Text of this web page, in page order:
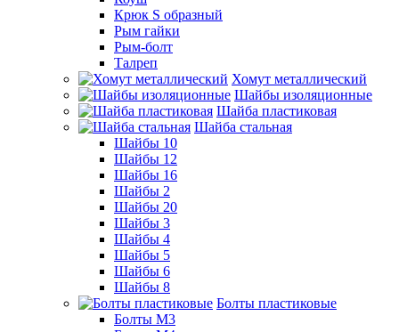
Крюк S образный
Рым гайки
Рым-болт
Талреп
Хомут металлический
Шайбы изоляционные
Шайба пластиковая
Шайба стальная
Шайбы 10
Шайбы 12
Шайбы 16
Шайбы 2
Шайбы 20
Шайбы 3
Шайбы 4
Шайбы 5
Шайбы 6
Шайбы 8
Болты пластиковые
Болты М3